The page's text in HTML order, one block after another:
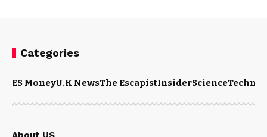
Categories
ES MoneyU.K NewsThe EscapistInsiderScience